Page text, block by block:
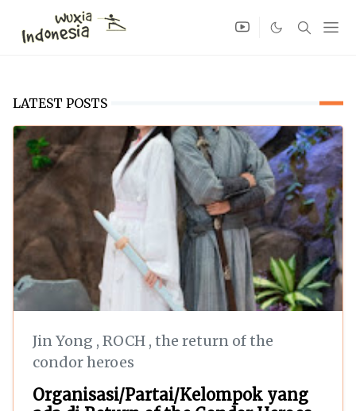
LATEST POSTS
Jin Yong , ROCH , the return of the
condor heroes
Organisasi/Partai/Kelompok yang